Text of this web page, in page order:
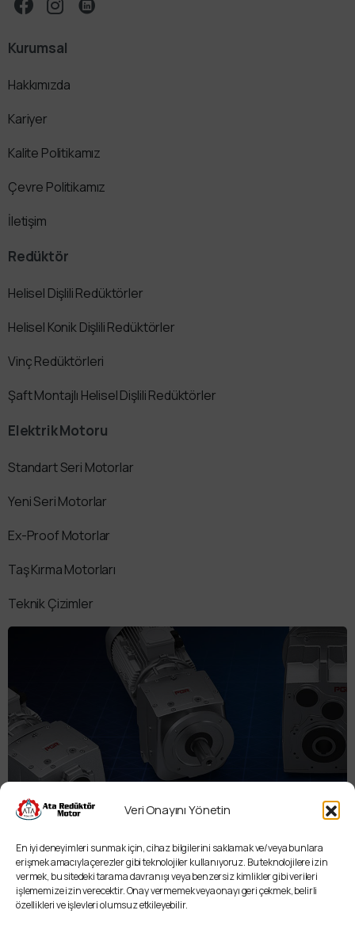
Veri Onayını Yönetin
En iyi deneyimleri sunmak için, cihaz bilgilerini saklamak ve/veya bunlara
erişmek amacıyla çerezler gibi teknolojiler kullanıyoruz. Bu teknolojilere izin
vermek, bu sitedeki tarama davranışı veya benzersiz kimlikler gibi verileri
işlememize izin verecektir. Onay vermemek veya onayı geri çekmek, belirli
özellikleri ve işlevleri olumsuz etkileyebilir.
Kurumsal
Hakkımızda
Kariyer
Kalite Politikamız
Çevre Politikamız
İletişim
Redüktör
Helisel Dişlili Redüktörler
Helisel Konik Dişlili Redüktörler
Vinç Redüktörleri
Şaft Montajlı Helisel Dişlili Redüktörler
Elektrik Motoru
Standart Seri Motorlar
Yeni Seri Motorlar
Ex-Proof Motorlar
Taş Kırma Motorları
Teknik Çizimler
Redüktör Seçim Programı